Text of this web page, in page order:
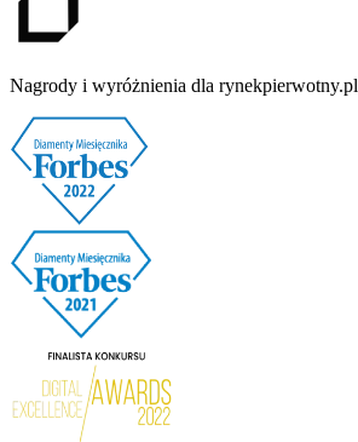
Nagrody i wyróżnienia dla rynekpierwotny.pl